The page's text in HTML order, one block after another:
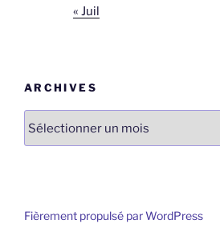
« Juil
ARCHIVES
Fièrement propulsé par WordPress